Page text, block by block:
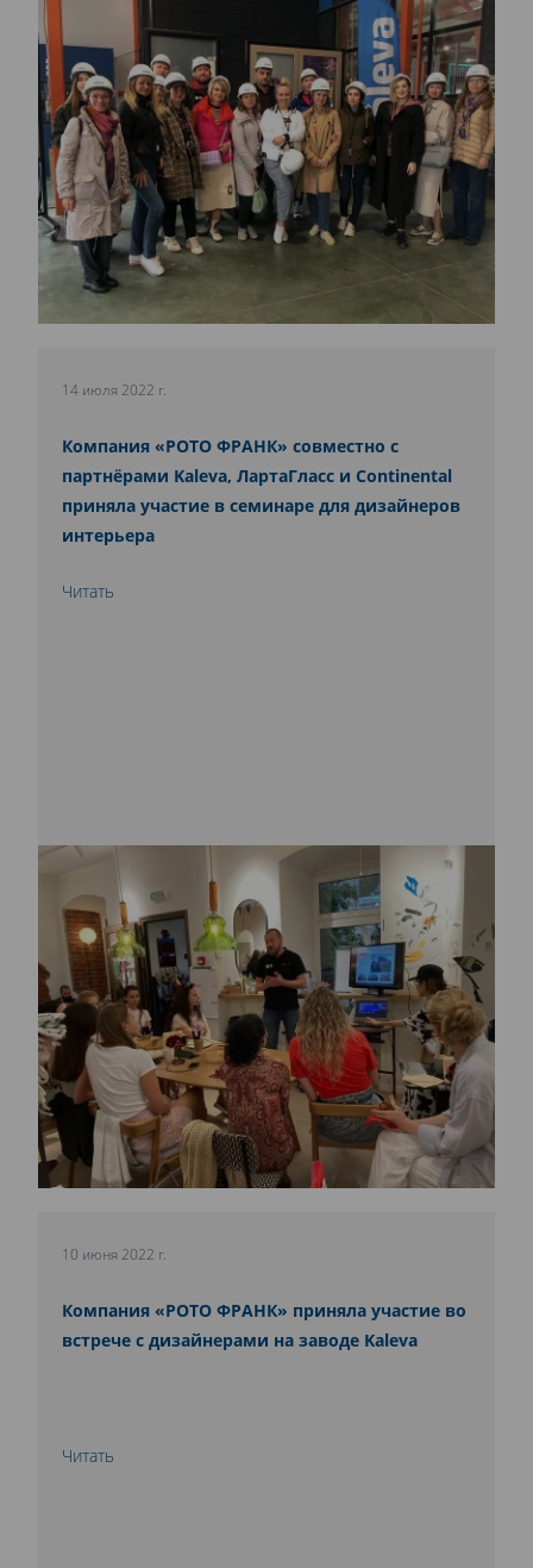
14 июля 2022 г.
Компания «РОТО ФРАНК» совместно с
партнёрами Kaleva, ЛартаГласс и Continental
приняла участие в семинаре для дизайнеров
интерьера
Читать
10 июня 2022 г.
Компания «РОТО ФРАНК» приняла участие во
встрече с дизайнерами на заводе Kaleva
Читать